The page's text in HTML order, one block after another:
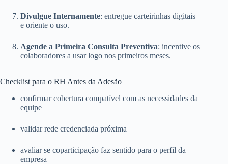
Divulgue Internamente: entregue carteirinhas digitais
e oriente o uso.
Agende a Primeira Consulta Preventiva: incentive os
colaboradores a usar logo nos primeiros meses.
Checklist para o RH Antes da Adesão
confirmar cobertura compatível com as necessidades da
equipe
validar rede credenciada próxima
avaliar se coparticipação faz sentido para o perfil da
empresa